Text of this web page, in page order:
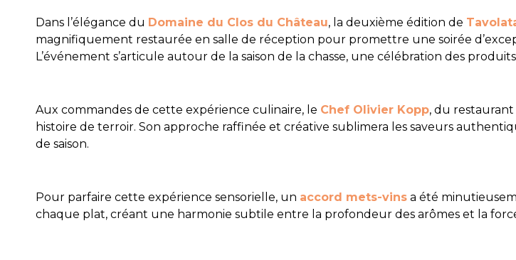
Dans l’élégance du Domaine du Clos du Château, la deuxième édition de
magnifiquement restaurée en salle de réception pour promettre une soirée
L’événement s’articule autour de la saison de la chasse, une célébration des
Aux commandes de cette expérience culinaire, le Chef Olivier Kopp, du restaurant
histoire de terroir. Son approche raffinée et créative sublimera les saveurs
de saison.
Pour parfaire cette expérience sensorielle, un accord mets-vins a été
chaque plat, créant une harmonie subtile entre la profondeur des arômes et la